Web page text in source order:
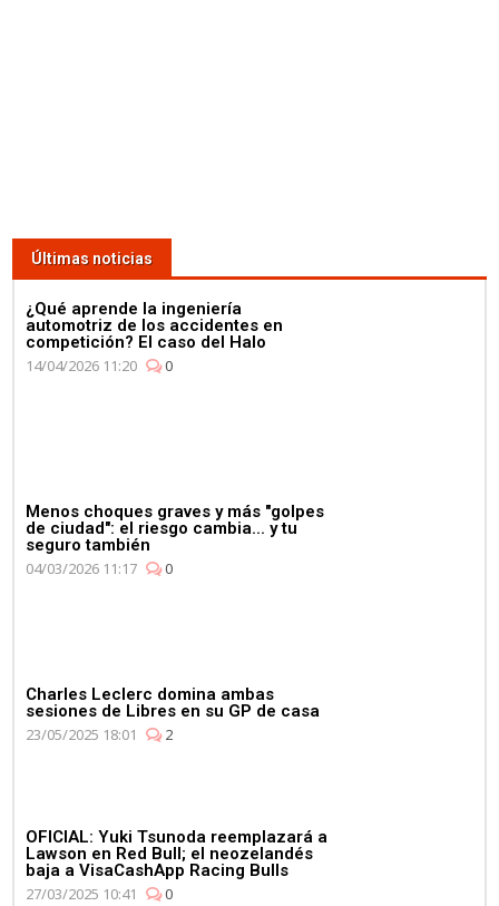
Últimas noticias
¿Qué aprende la ingeniería
automotriz de los accidentes en
competición? El caso del Halo
14/04/2026 11:20
0
Menos choques graves y más "golpes
de ciudad": el riesgo cambia... y tu
seguro también
04/03/2026 11:17
0
Charles Leclerc domina ambas
sesiones de Libres en su GP de casa
23/05/2025 18:01
2
OFICIAL: Yuki Tsunoda reemplazará a
Lawson en Red Bull; el neozelandés
baja a VisaCashApp Racing Bulls
27/03/2025 10:41
0